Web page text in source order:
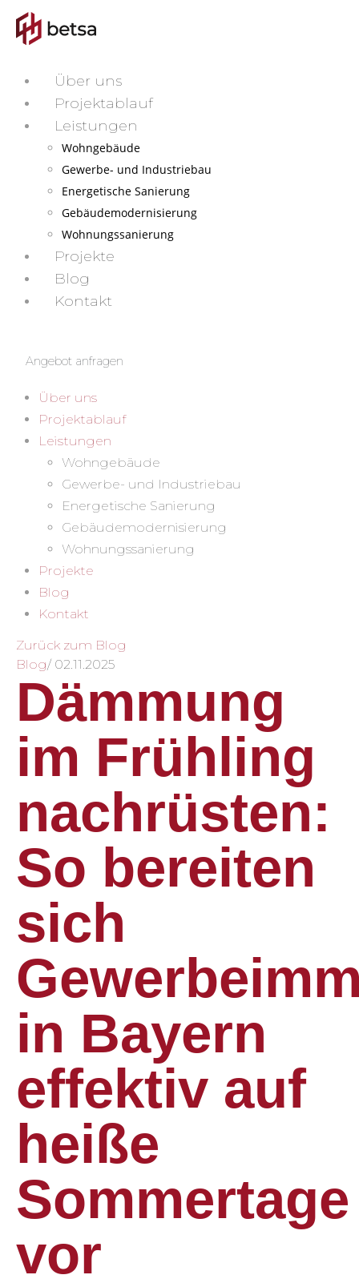
Über uns
Projektablauf
Leistungen
Wohngebäude
Gewerbe- und Industriebau
Energetische Sanierung
Gebäudemodernisierung
Wohnungssanierung
Projekte
Blog
Kontakt
Angebot anfragen
Über uns
Projektablauf
Leistungen
Wohngebäude
Gewerbe- und Industriebau
Energetische Sanierung
Gebäudemodernisierung
Wohnungssanierung
Projekte
Blog
Kontakt
Zurück zum Blog
Blog/ 02.11.2025
Dämmung
im Frühling
nachrüsten:
So bereiten
sich
in Bayern
effektiv auf
heiße
Sommertage
vor